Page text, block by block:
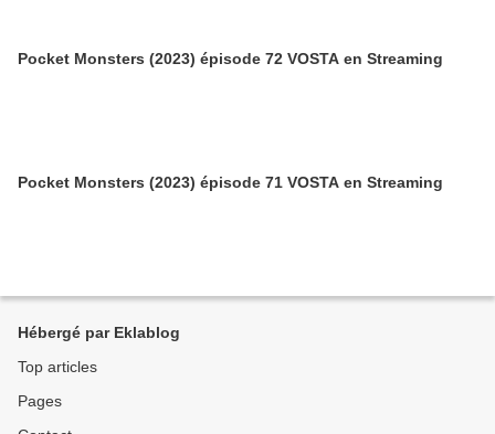
Pocket Monsters (2023) épisode 72 VOSTA en Streaming
Pocket Monsters (2023) épisode 71 VOSTA en Streaming
Hébergé par Eklablog
Top articles
Pages